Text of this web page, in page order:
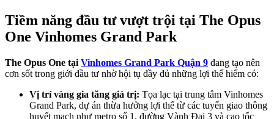
Tiềm năng đầu tư vượt trội tại The Opus
One Vinhomes Grand Park
The Opus One tại Vinhomes Grand Park Quận 9 đang tạo nên
cơn sốt trong giới đầu tư nhờ hội tụ đầy đủ những lợi thế hiếm có:
Vị trí vàng gia tăng giá trị: Tọa lạc tại trung tâm Vinhomes
Grand Park, dự án thừa hưởng lợi thế từ các tuyến giao thông
huyết mạch như metro số 1, đường Vành Đai 3 và cao tốc